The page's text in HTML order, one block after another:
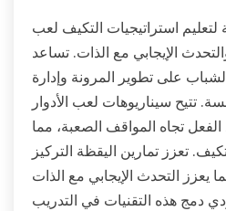
لتعليم استراتيجيات التكيف لعب
الإيجابي مع الذات. تساعد
على تطوير المرونة وإدارة
تتيح سيناريوهات لعب الأدوار
تجاه المواقف الصعبة، مما
تعزز تمارين اليقظة التركيز
يعزز التحدث الإيجابي مع الذات
دمج هذه التقنيات في التدريب